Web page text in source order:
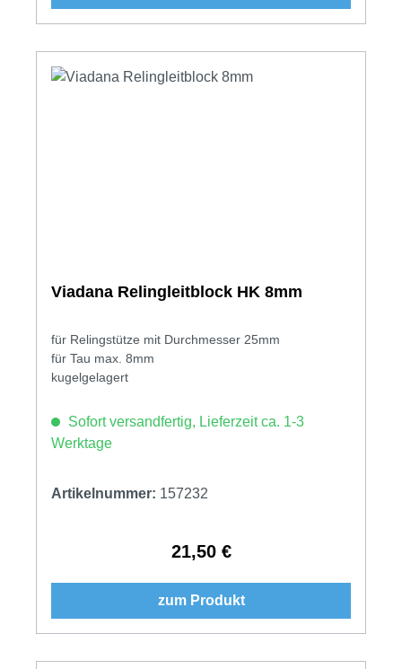
Viadana Relingleitblock HK 8mm
für Relingstütze mit Durchmesser 25mm
für Tau max. 8mm
kugelgelagert
Sofort versandfertig, Lieferzeit ca. 1-3
Werktage
Artikelnummer: 157232
Regulärer Preis:
21,50 €
zum Produkt